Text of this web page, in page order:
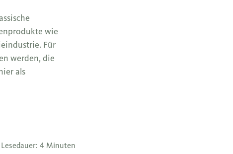
wie
Für
werden, die
als
Lesedauer: 4 Minuten